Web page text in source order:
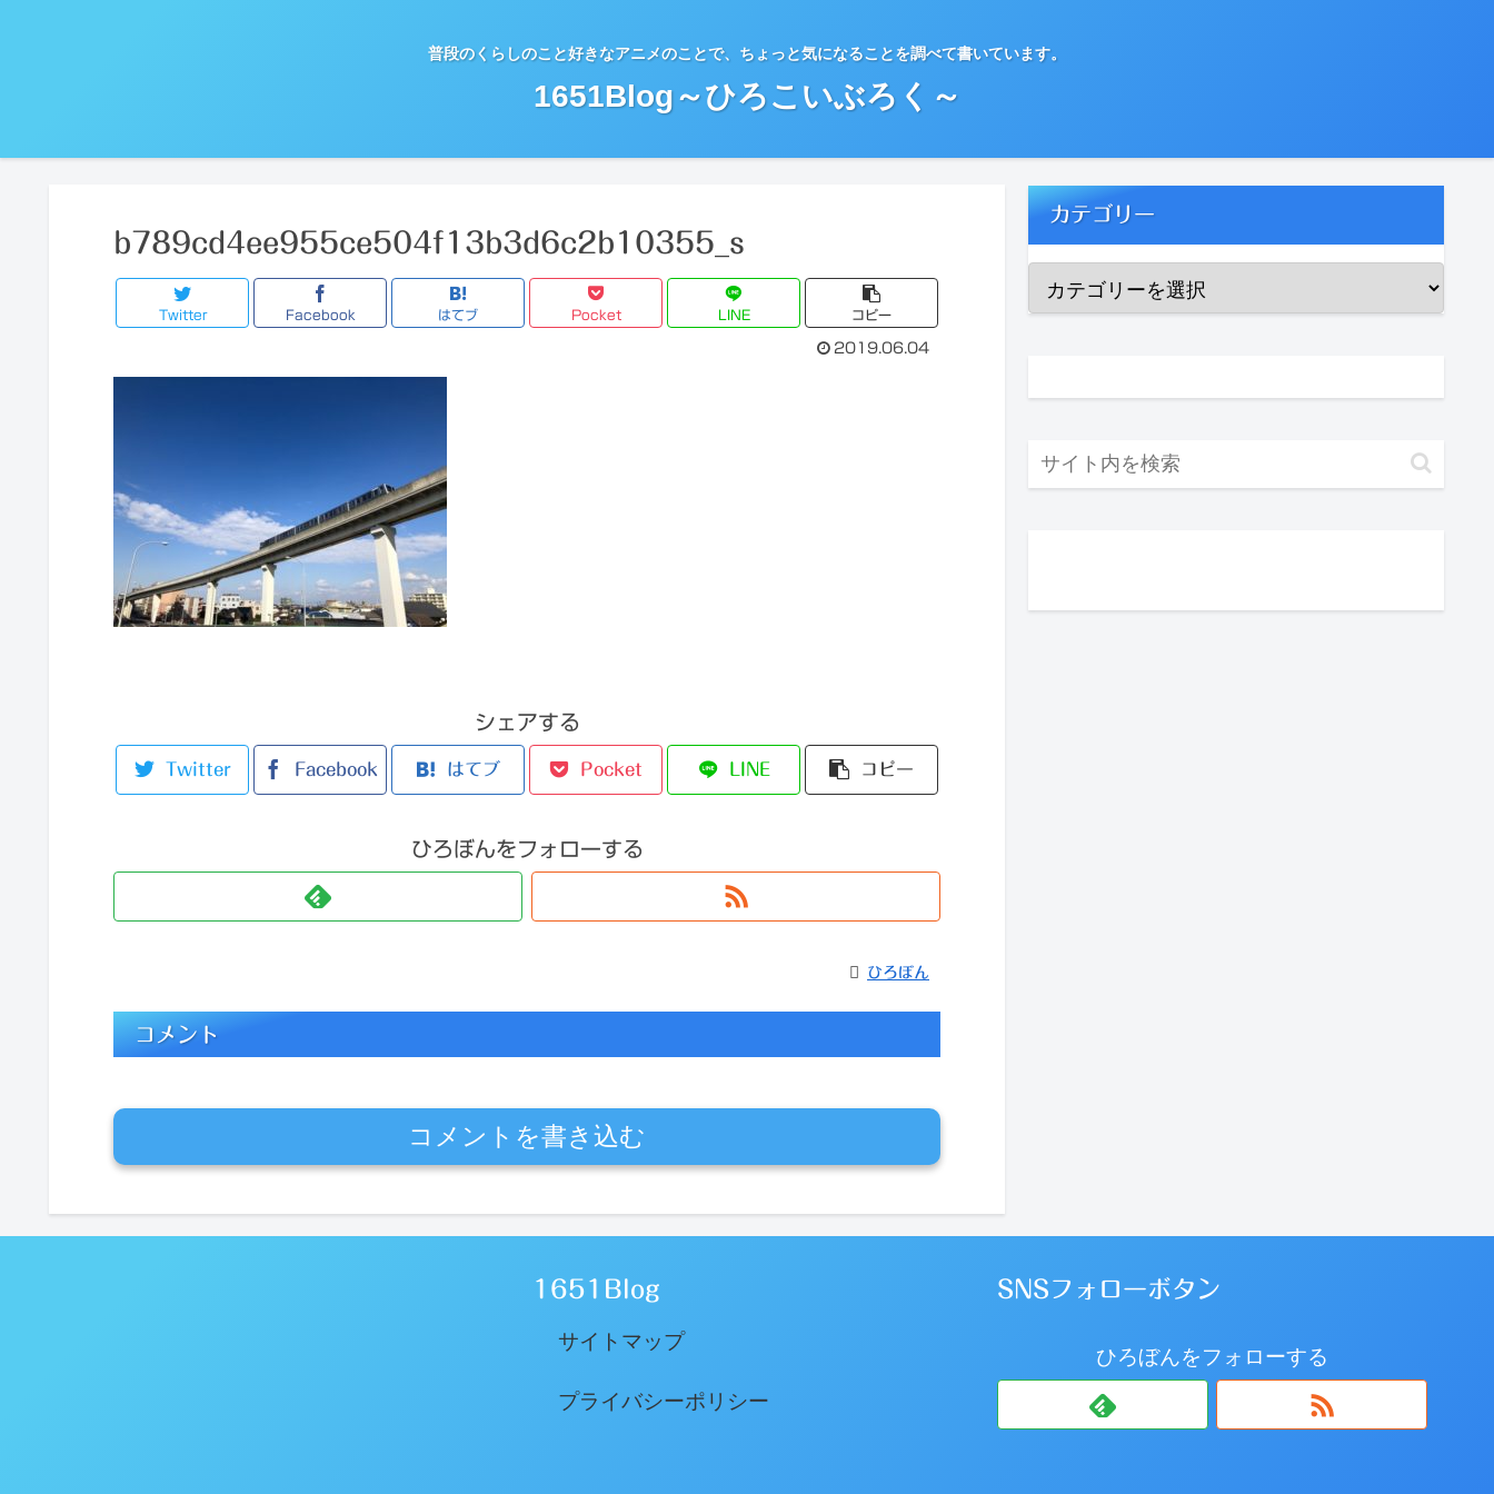
普段のくらしのこと好きなアニメのことで、ちょっと気になることを調べて書いています。
1651Blog～ひろこいぶろく～
b789cd4ee955ce504f13b3d6c2b10355_s
Twitter Facebook はてブ Pocket LINE コピー
2019.06.04
シェアする
Twitter Facebook はてブ Pocket LINE コピー
ひろぼんをフォローする
ひろぼん
コメント
コメントを書き込む
カテゴリー
1651Blog
サイトマップ
プライバシーポリシー
SNSフォローボタン
ひろぼんをフォローする